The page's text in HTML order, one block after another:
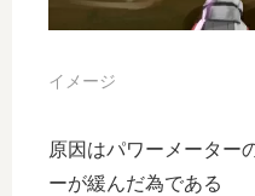
イメージ
原因はパワーメーター
ーが緩んだ為である